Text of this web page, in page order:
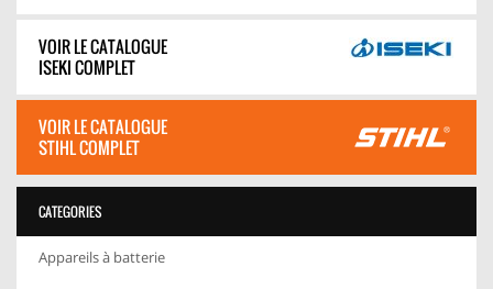
VOIR LE CATALOGUE
ISEKI COMPLET
VOIR LE CATALOGUE
STIHL COMPLET
CATEGORIES
Appareils à batterie